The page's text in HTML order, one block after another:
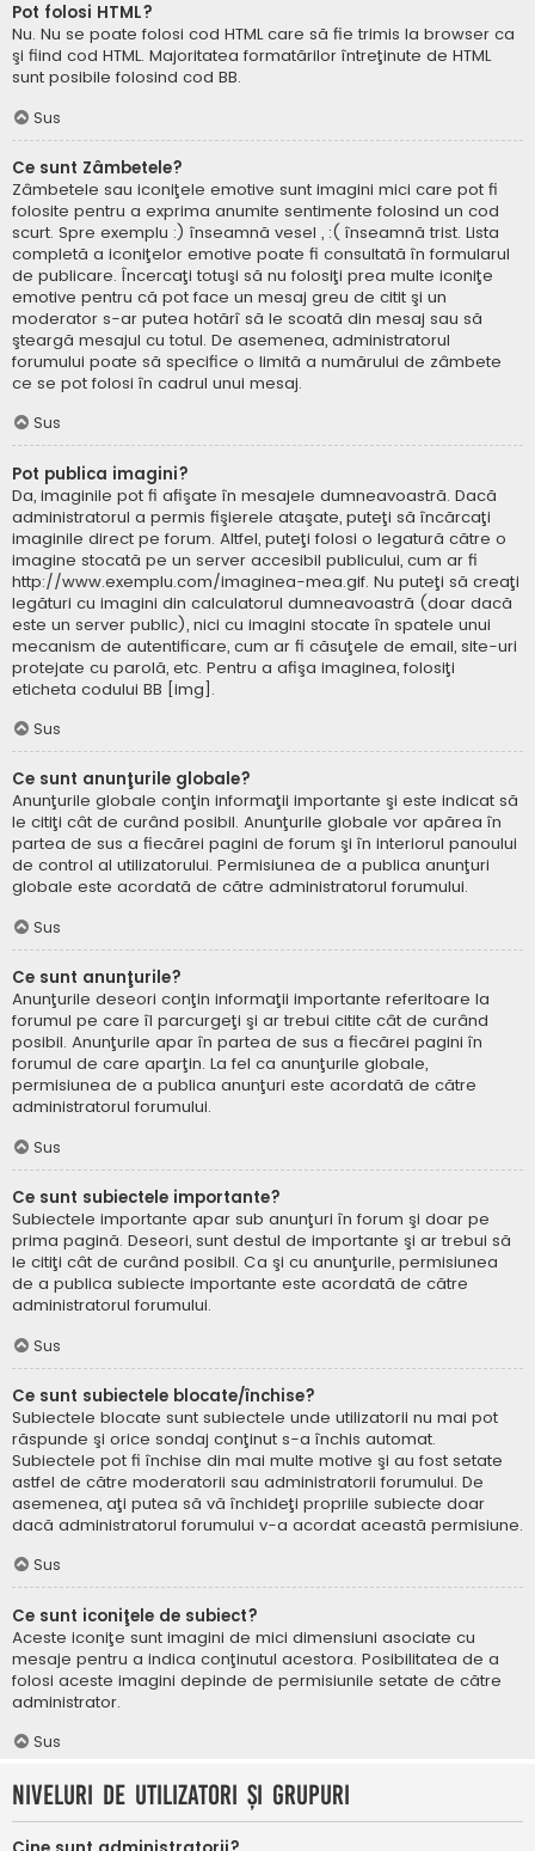
Pot folosi HTML?
Nu. Nu se poate folosi cod HTML care să fie trimis la browser ca
şi fiind cod HTML. Majoritatea formatărilor întreţinute de HTML
sunt posibile folosind cod BB.
Sus
Ce sunt Zâmbetele?
Zâmbetele sau iconiţele emotive sunt imagini mici care pot fi
folosite pentru a exprima anumite sentimente folosind un cod
scurt. Spre exemplu :) înseamnă vesel , :( înseamnă trist. Lista
completă a iconiţelor emotive poate fi consultată în formularul
de publicare. Încercaţi totuşi să nu folosiţi prea multe iconiţe
emotive pentru că pot face un mesaj greu de citit şi un
moderator s-ar putea hotărî să le scoată din mesaj sau să
şteargă mesajul cu totul. De asemenea, administratorul
forumului poate să specifice o limită a numărului de zâmbete
ce se pot folosi în cadrul unui mesaj.
Sus
Pot publica imagini?
Da, imaginile pot fi afişate în mesajele dumneavoastră. Dacă
administratorul a permis fişierele ataşate, puteţi să încărcaţi
imaginile direct pe forum. Altfel, puteţi folosi o legatură către o
imagine stocată pe un server accesibil publicului, cum ar fi
http://www.exemplu.com/imaginea-mea.gif. Nu puteţi să creaţi
legături cu imagini din calculatorul dumneavoastră (doar dacă
este un server public), nici cu imagini stocate în spatele unui
mecanism de autentificare, cum ar fi căsuţele de email, site-uri
protejate cu parolă, etc. Pentru a afişa imaginea, folosiţi
eticheta codului BB [img].
Sus
Ce sunt anunţurile globale?
Anunţurile globale conţin informaţii importante şi este indicat să
le citiţi cât de curând posibil. Anunţurile globale vor apărea în
partea de sus a fiecărei pagini de forum şi în interiorul panoului
de control al utilizatorului. Permisiunea de a publica anunţuri
globale este acordată de către administratorul forumului.
Sus
Ce sunt anunţurile?
Anunţurile deseori conţin informaţii importante referitoare la
forumul pe care îl parcurgeţi şi ar trebui citite cât de curând
posibil. Anunţurile apar în partea de sus a fiecărei pagini în
forumul de care aparţin. La fel ca anunţurile globale,
permisiunea de a publica anunţuri este acordată de către
administratorul forumului.
Sus
Ce sunt subiectele importante?
Subiectele importante apar sub anunţuri în forum şi doar pe
prima pagină. Deseori, sunt destul de importante şi ar trebui să
le citiţi cât de curând posibil. Ca şi cu anunţurile, permisiunea
de a publica subiecte importante este acordată de către
administratorul forumului.
Sus
Ce sunt subiectele blocate/închise?
Subiectele blocate sunt subiectele unde utilizatorii nu mai pot
răspunde şi orice sondaj conţinut s-a închis automat.
Subiectele pot fi închise din mai multe motive şi au fost setate
astfel de către moderatorii sau administratorii forumului. De
asemenea, aţi putea să vă închideţi propriile subiecte doar
dacă administratorul forumului v-a acordat această permisiune.
Sus
Ce sunt iconiţele de subiect?
Aceste iconiţe sunt imagini de mici dimensiuni asociate cu
mesaje pentru a indica conţinutul acestora. Posibilitatea de a
folosi aceste imagini depinde de permisiunile setate de către
administrator.
Sus
Niveluri de utilizatori şi grupuri